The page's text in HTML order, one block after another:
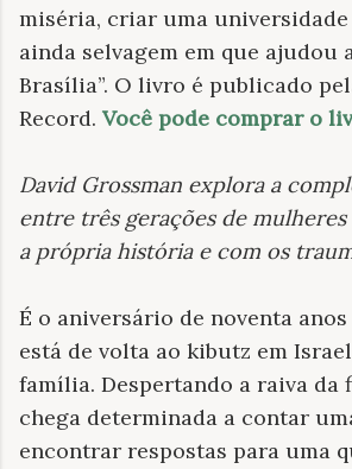
miséria, criar uma
ainda selvagem em que ajudou
Brasília”. O livro é publicado
Record. Você pode comprar o
David Grossman explora a
entre três gerações de
a própria história e com os
É o aniversário de noventa
está de volta ao kibutz em
família. Despertando a raiva da
chega determinada a contar
encontrar respostas para uma